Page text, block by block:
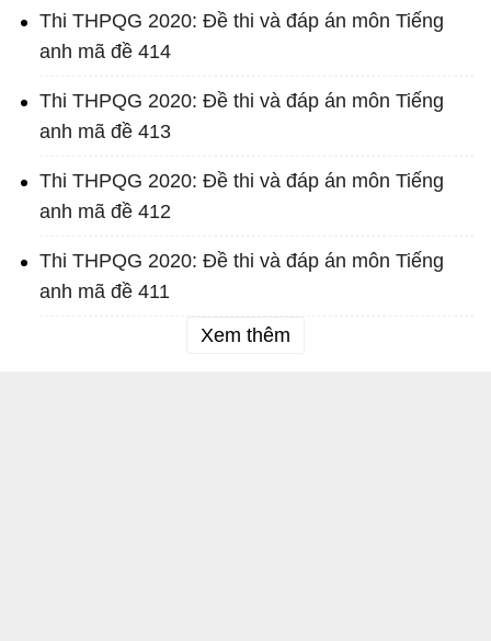
Thi THPQG 2020: Đề thi và đáp án môn Tiếng
anh mã đề 414
Thi THPQG 2020: Đề thi và đáp án môn Tiếng
anh mã đề 413
Thi THPQG 2020: Đề thi và đáp án môn Tiếng
anh mã đề 412
Thi THPQG 2020: Đề thi và đáp án môn Tiếng
anh mã đề 411
Xem thêm